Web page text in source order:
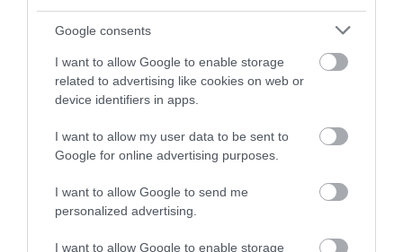
Google consents
I want to allow Google to enable storage
related to advertising like cookies on web or
device identifiers in apps.
I want to allow my user data to be sent to
Google for online advertising purposes.
I want to allow Google to send me
personalized advertising.
I want to allow Google to enable storage
Νέο επίδομα 600 ευρώ για
07.08.2026 | 19:00
στα δικαστήρια για τις
ανεμογεννήτριες
Τραγική κατάληξη είχε η
Εύβοια: Γυναίκα έπεσε
θύμα διαδικτυακής
απάτης – Πλήρωσε για
τρακτέρ που δεν
παρέλαβε
Τραγωδία στην Εύβοια:
Άνδρας ανασύρθηκε
από τη θάλασσα